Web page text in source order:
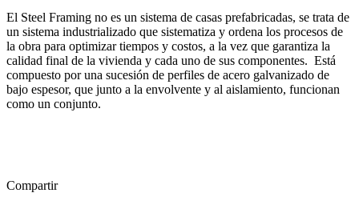
El Steel Framing no es un sistema de casas prefabricadas, se trata de
un sistema industrializado que sistematiza y ordena los procesos de
la obra para optimizar tiempos y costos, a la vez que garantiza la
calidad final de la vivienda y cada uno de sus componentes. Está
compuesto por una sucesión de perfiles de acero galvanizado de
bajo espesor, que junto a la envolvente y al aislamiento, funcionan
como un conjunto.
Compartir